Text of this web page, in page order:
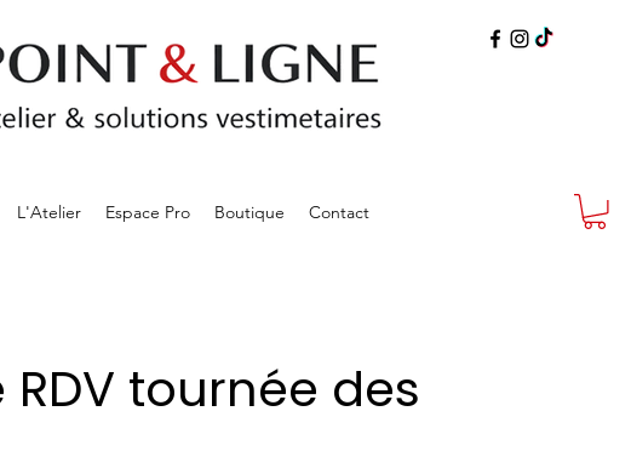
L'Atelier Espace Pro Boutique Contact
tournée des